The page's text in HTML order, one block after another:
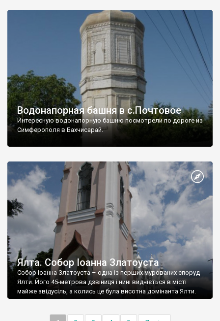
Водонапорная башня в с.Почтовое
Интересную водонапорную башню посмотрели по дороге из
Симферополя в Бахчисарай.
Ялта. Собор Іоанна Златоуста
Собор Іоанна Златоуста – одна із перших мурованих споруд
Ялти. Його 45-метрова дзвіниця і нині видніється в місті
майже звідусіль, а колись це була висотна домінанта Ялти.